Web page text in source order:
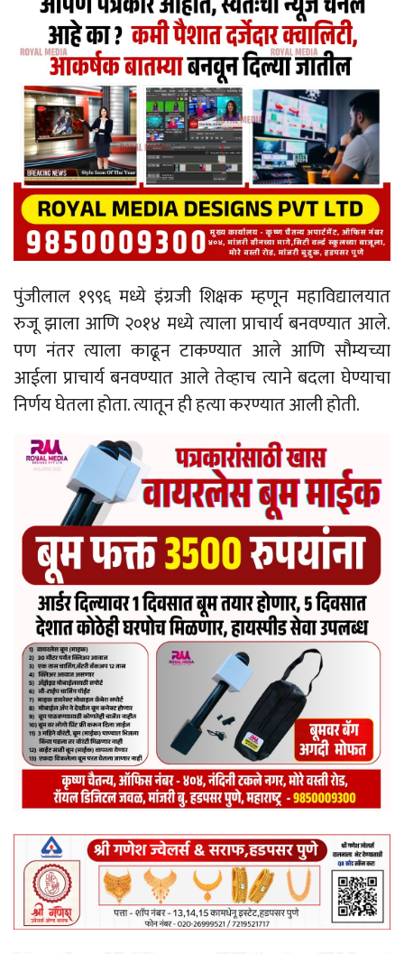
पुंजीलाल १९९६ मध्ये इंग्रजी शिक्षक म्हणून महाविद्यालयात
रुजू झाला आणि २०१४ मध्ये त्याला प्राचार्य बनवण्यात आले.
पण नंतर त्याला काढून टाकण्यात आले आणि सौम्यच्या
आईला प्राचार्य बनवण्यात आले तेव्हाच त्याने बदला घेण्याचा
निर्णय घेतला होता. त्यातून ही हत्या करण्यात आली होती.